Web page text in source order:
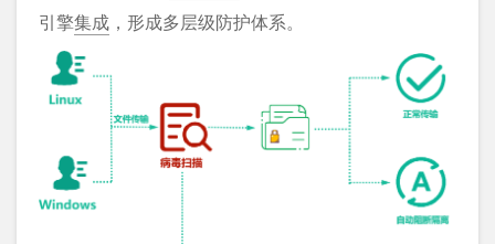
引擎集成 ，形成多层级防护体系。